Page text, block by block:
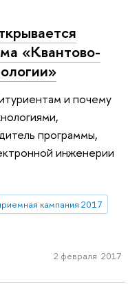
«Квантово-
и почему
программы,
инженерии
кампания 2017
2 февраля 2017